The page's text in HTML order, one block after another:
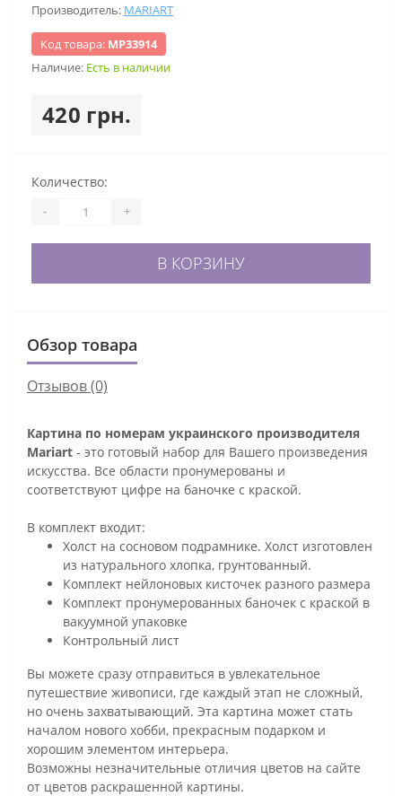
Производитель: MARIART
Код товара: МР33914
Наличие: Есть в наличии
420 грн.
Количество:
- +
В КОРЗИНУ
Обзор товара
Отзывов (0)
Картина по номерам украинского производителя
Mariart - это готовый набор для Вашего произведения
искусства. Все области пронумерованы и
соответствуют цифре на баночке с краской.
В комплект входит:
Холст на сосновом подрамнике. Холст изготовлен
из натурального хлопка, грунтованный.
Комплект нейлоновых кисточек разного размера
Комплект пронумерованных баночек с краской в
вакуумной упаковке
Контрольный лист
Вы можете сразу отправиться в увлекательное
путешествие живописи, где каждый этап не сложный,
но очень захватывающий. Эта картина может стать
началом нового хобби, прекрасным подарком и
хорошим элементом интерьера.
Возможны незначительные отличия цветов на сайте
от цветов раскрашенной картины.